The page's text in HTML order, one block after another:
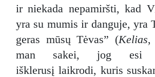
ir niekada nepamiršti, kad
yra su mumis ir danguje, yra
geras mūsų Tėvas” (Kelias,
man sakei, jog esi
išklerusį laikrodi, kuris